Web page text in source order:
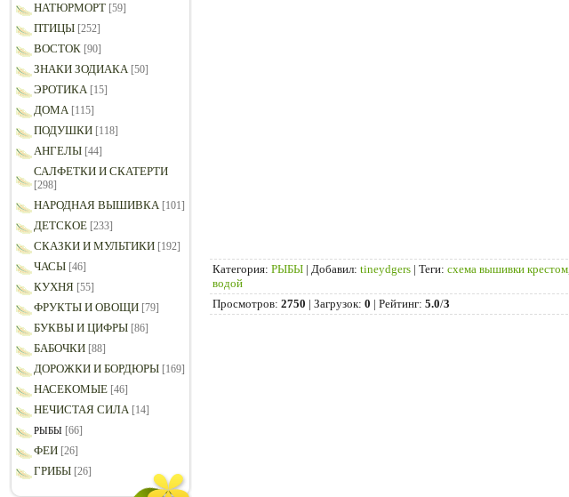
НАТЮРМОРТ [59]
ПТИЦЫ [252]
ВОСТОК [90]
ЗНАКИ ЗОДИАКА [50]
ЭРОТИКА [15]
ДОМА [115]
ПОДУШКИ [118]
АНГЕЛЫ [44]
САЛФЕТКИ И СКАТЕРТИ
[298]
НАРОДНАЯ ВЫШИВКА [101]
ДЕТСКОЕ [233]
СКАЗКИ И МУЛЬТИКИ [192]
ЧАСЫ [46]
КУХНЯ [55]
ФРУКТЫ И ОВОЩИ [79]
БУКВЫ И ЦИФРЫ [86]
БАБОЧКИ [88]
ДОРОЖКИ И БОРДЮРЫ [169]
НАСЕКОМЫЕ [46]
НЕЧИСТАЯ СИЛА [14]
РЫБЫ [66]
ФЕИ [26]
ГРИБЫ [26]
Категория: РЫБЫ | Добавил: tineydgers | Теги: схема вышивки крестом
водой
Просмотров: 2750 | Загрузок: 0 | Рейтинг: 5.0/3